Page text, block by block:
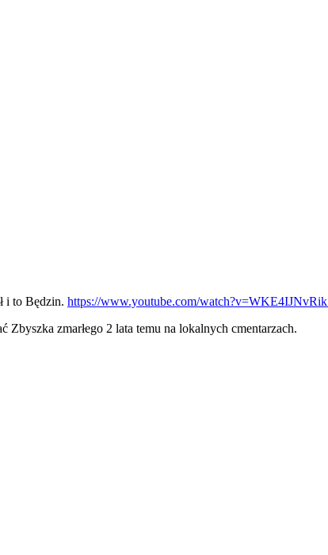
i to Będzin. https://www.youtube.com/watch?v=WKE4IJNvRik
zmarłego 2 lata temu na lokalnych cmentarzach.